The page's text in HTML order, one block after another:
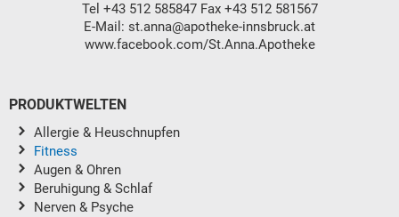
Tel +43 512 585847Fax +43 512 581567
E-Mail: st.anna@apotheke-innsbruck.at
www.facebook.com/St.Anna.Apotheke
PRODUKTWELTEN
Allergie & Heuschnupfen
Fitness
Augen & Ohren
Beruhigung & Schlaf
Nerven & Psyche